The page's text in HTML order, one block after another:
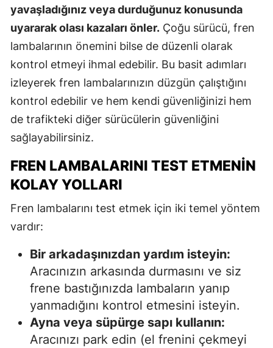
yavaşladığınız veya durduğunuz konusunda
uyararak olası kazaları önler. Çoğu sürücü, fren
lambalarının önemini bilse de düzenli olarak
kontrol etmeyi ihmal edebilir. Bu basit adımları
izleyerek fren lambalarınızın düzgün çalıştığını
kontrol edebilir ve hem kendi güvenliğinizi hem
de trafikteki diğer sürücülerin güvenliğini
sağlayabilirsiniz.
FREN LAMBALARINI TEST ETMENIN
KOLAY YOLLARI
Fren lambalarını test etmek için iki temel yöntem
vardır:
Bir arkadaşınızdan yardım isteyin:
Aracınızın arkasında durmasını ve siz
frene bastığınızda lambaların yanıp
yanmadığını kontrol etmesini isteyin.
Ayna veya süpürge sapı kullanın:
Aracınızı park edin (el frenini çekmeyi